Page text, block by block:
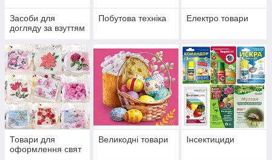
Засоби для
догляду за взуттям
Побутова техніка Електро товари
Товари для
оформлення свят
Великодні товари Інсектициди